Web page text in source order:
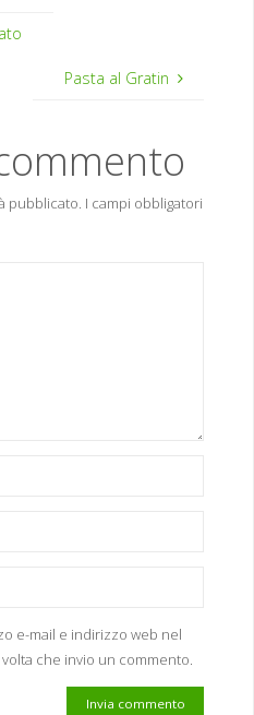
Pasta al Gratin
pubblicato. I campi obbligatori
e-mail e indirizzo web nel
che invio un commento.